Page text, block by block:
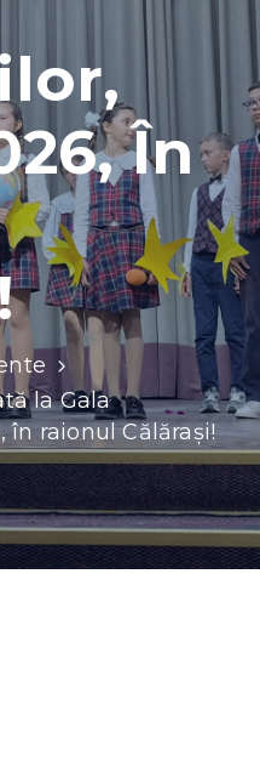
În
la Gala
raionul Călărași!